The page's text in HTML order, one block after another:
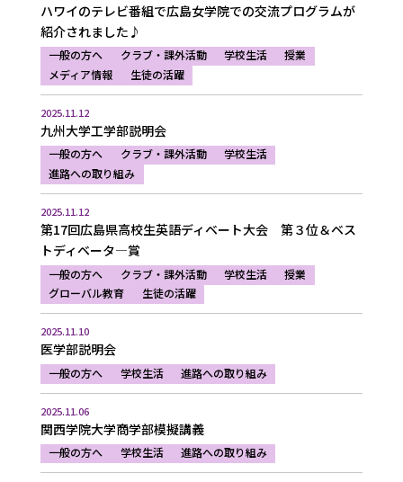
ハワイのテレビ番組で広島女学院での交流プログラムが
紹介されました♪
一般の方へ クラブ・課外活動 学校生活
授業
メディア情報
生徒の活躍
2025.11.12
九州大学工学部説明会
一般の方へ クラブ・課外活動
学校生活
進路への取り組み
2025.11.12
第17回広島県高校生英語ディベート大会 第３位＆ベス
トディベータ―賞
一般の方へ クラブ・課外活動 学校生活
授業
グローバル教育
生徒の活躍
2025.11.10
医学部説明会
一般の方へ 学校生活 進路への取り組み
2025.11.06
関西学院大学商学部模擬講義
一般の方へ 学校生活 進路への取り組み